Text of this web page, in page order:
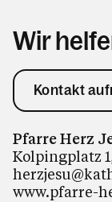
Kontakt
Wir
Kontakt
Pfarre Herz
Kolpingplatz
www.pfarre-